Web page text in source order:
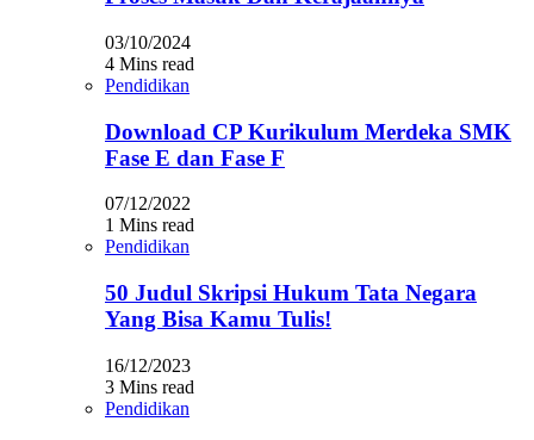
03/10/2024
4 Mins read
Pendidikan
Download CP Kurikulum Merdeka SMK
Fase E dan Fase F
07/12/2022
1 Mins read
Pendidikan
50 Judul Skripsi Hukum Tata Negara
Yang Bisa Kamu Tulis!
16/12/2023
3 Mins read
Pendidikan